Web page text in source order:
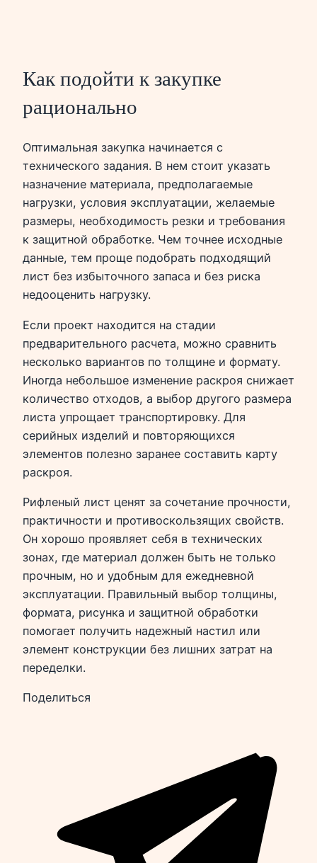
Как подойти к закупке
рационально
Оптимальная закупка начинается с
технического задания. В нем стоит указать
назначение материала, предполагаемые
нагрузки, условия эксплуатации, желаемые
размеры, необходимость резки и требования
к защитной обработке. Чем точнее исходные
данные, тем проще подобрать подходящий
лист без избыточного запаса и без риска
недооценить нагрузку.
Если проект находится на стадии
предварительного расчета, можно сравнить
несколько вариантов по толщине и формату.
Иногда небольшое изменение раскроя снижает
количество отходов, а выбор другого размера
листа упрощает транспортировку. Для
серийных изделий и повторяющихся
элементов полезно заранее составить карту
раскроя.
Рифленый лист ценят за сочетание прочности,
практичности и противоскользящих свойств.
Он хорошо проявляет себя в технических
зонах, где материал должен быть не только
прочным, но и удобным для ежедневной
эксплуатации. Правильный выбор толщины,
формата, рисунка и защитной обработки
помогает получить надежный настил или
элемент конструкции без лишних затрат на
переделки.
Поделиться